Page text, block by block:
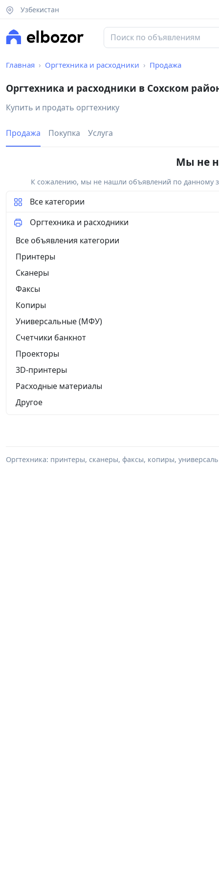
Узбекистан
Главная Оргтехника и расходники Продажа
Оргтехника и расходники в Сохском
Купить и продать оргтехнику
Продажа Покупка Услуга
Мы не
К сожалению, мы не нашли объявлений по данному
Все категории
Оргтехника и расходники
Все объявления категории
Принтеры
Сканеры
Факсы
Копиры
Универсальные (МФУ)
Счетчики банкнот
Проекторы
3D-принтеры
Расходные материалы
Другое
Оргтехника: принтеры, сканеры, факсы, копиры,